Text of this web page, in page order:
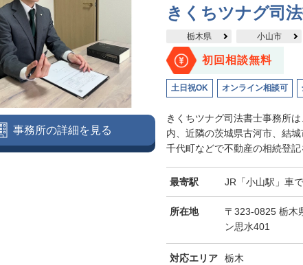
きくちツナグ司
栃木県 小山市
初回相談無料
土日祝OK オンライン相談可
きくちツナグ司法書士事務所
内、近隣の茨城県古河市、結
千代町などで不動産の相続登記
最寄駅 JR「小山駅」車
所在地
〒323-0825 栃木
ン思水401
対応エリア 栃木
事務所の詳細を見る